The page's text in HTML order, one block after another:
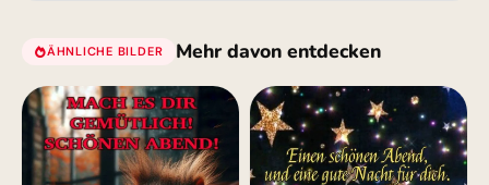
ÄHNLICHE BILDER Mehr davon entdecken